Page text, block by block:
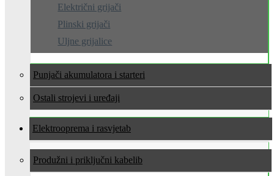
Električni grijači
Plinski grijači
Uljne grijalice
Punjači akumulatora i starteri
Ostali strojevi i uređaji
Elektrooprema i rasvjeta
Produžni i priključni kabeli